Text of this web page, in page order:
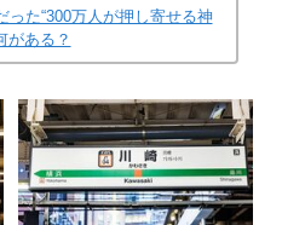
った“300万人が押し寄せる神
がある？